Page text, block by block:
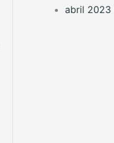
abril 2023